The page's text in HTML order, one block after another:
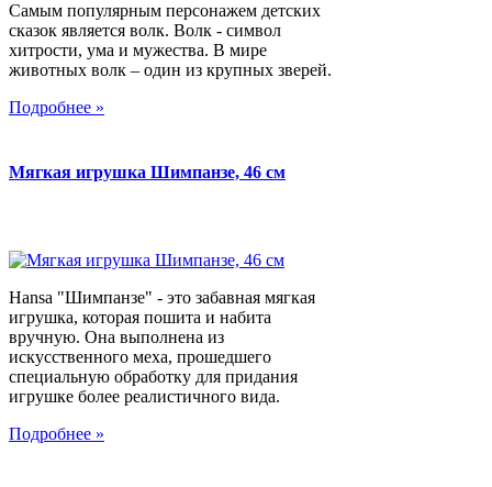
Самым популярным персонажем детских
сказок является волк. Волк - символ
хитрости, ума и мужества. В мире
животных волк – один из крупных зверей.
Подробнее »
Мягкая игрушка Шимпанзе, 46 см
Hansa "Шимпанзе" - это забавная мягкая
игрушка, которая пошита и набита
вручную. Она выполнена из
искусственного меха, прошедшего
специальную обработку для придания
игрушке более реалистичного вида.
Подробнее »